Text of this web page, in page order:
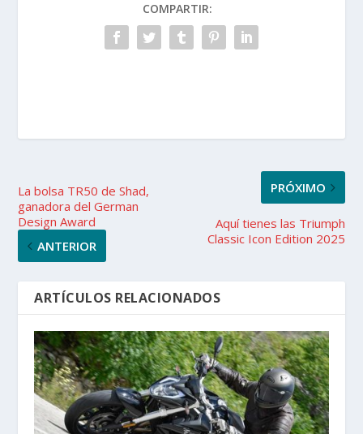
COMPARTIR:
La bolsa TR50 de Shad,
ganadora del German
Design Award
ANTERIOR
PRÓXIMO
Aquí tienes las Triumph
Classic Icon Edition 2025
ARTÍCULOS RELACIONADOS